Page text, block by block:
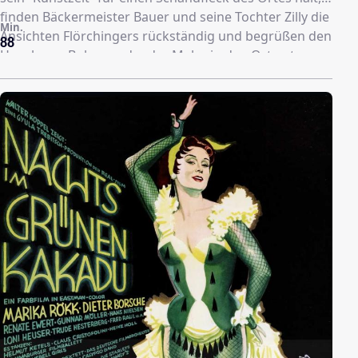
finden Bäckermeister Bauer und seine Tochter Zilly die
Ansichten Flörchingers rückständig und begrüßen den
Hauch von Boheme, dender Maler in den Ort getragen
hat. Mit Kunst hat die Auseinandersetzung letztlich
wenig zu tun – Mauschner hat ein Auge auf
Flörchingers fesche Tochter Angela geworfen. Ihr
Vater glaubt prinzipiell von jedem Kandidaten, er sei
nur scharf auf Mitgift und Erbe. Angela hat ohnehin
nur Augen für Hannes, den jungen
Kaminkehrergesellen. Doch den findet auch Zilly gut –
und bei einem Scheunenfest von Mauschner will sie
Hannes umgarnen.
88
Min.